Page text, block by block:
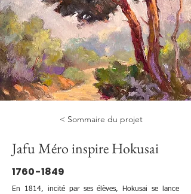
< Sommaire du projet
Jafu Méro inspire Hokusai
1760-1849
En 1814, incité par ses élèves, Hokusai se lance